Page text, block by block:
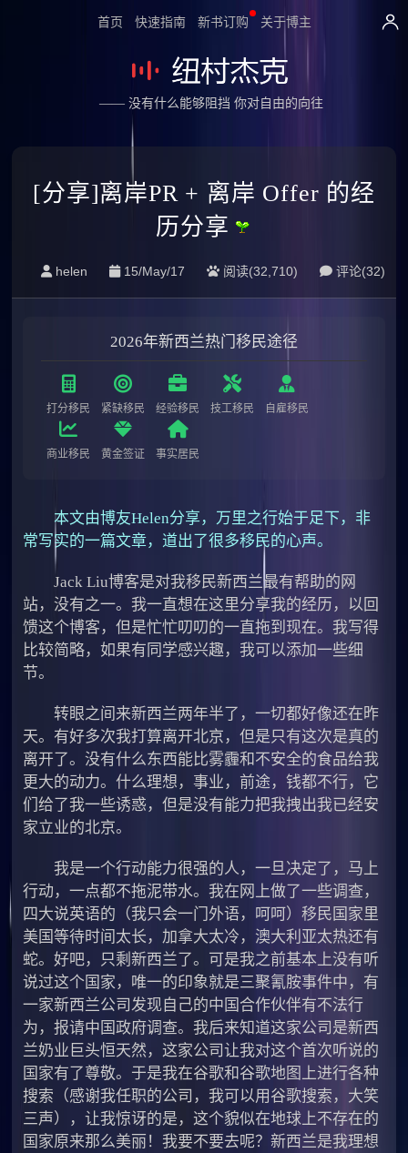
首页 快速指南 新书订购 关于博主
—— 没有什么能够阻挡 你对自由的向往
[分享]离岸PR + 离岸 Offer 的经
历分享
helen 15/May/17 阅读(32,710) 评论(32)
2026年新西兰热门移民途径
打分移民 紧缺移民 经验移民 技工移民 自雇移民
商业移民 黄金签证 事实居民
本文由博友Helen分享，万里之行始于足下，非
常写实的一篇文章，道出了很多移民的心声。
Jack Liu博客是对我移民新西兰最有帮助的网
站，没有之一。我一直想在这里分享我的经历，以回
馈这个博客，但是忙忙叨叨的一直拖到现在。我写得
比较简略，如果有同学感兴趣，我可以添加一些细
节。
转眼之间来新西兰两年半了，一切都好像还在昨
天。有好多次我打算离开北京，但是只有这次是真的
离开了。没有什么东西能比雾霾和不安全的食品给我
更大的动力。什么理想，事业，前途，钱都不行，它
们给了我一些诱惑，但是没有能力把我拽出我已经安
家立业的北京。
我是一个行动能力很强的人，一旦决定了，马上
行动，一点都不拖泥带水。我在网上做了一些调查，
四大说英语的（我只会一门外语，呵呵）移民国家里
美国等待时间太长，加拿大太冷，澳大利亚太热还有
蛇。好吧，只剩新西兰了。可是我之前基本上没有听
说过这个国家，唯一的印象就是三聚氰胺事件中，有
一家新西兰公司发现自己的中国合作伙伴有不法行
为，报请中国政府调查。我后来知道这家公司是新西
兰奶业巨头恒天然，这家公司让我对这个首次听说的
国家有了尊敬。于是我在谷歌和谷歌地图上进行各种
搜索（感谢我任职的公司，我可以用谷歌搜索，大笑
三声），让我惊讶的是，这个貌似在地球上不存在的
国家原来那么美丽！我要不要去呢？新西兰是我理想